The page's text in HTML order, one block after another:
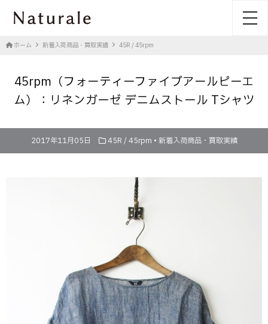
ホーム 新着入荷商品・買取実績 45R / 45rpm
45rpm（フォーティーファイブアールピーエ
ム）：リネンガーゼ デニムストール Tシャツ
2017年11月05日 45R / 45rpm • 新着入荷商品・買取実績